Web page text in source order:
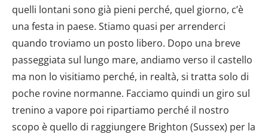
quelli lontani sono già pieni perché, quel giorno, c’è
una festa in paese. Stiamo quasi per arrenderci
quando troviamo un posto libero. Dopo una breve
passeggiata sul lungo mare, andiamo verso il castello
ma non lo visitiamo perché, in realtà, si tratta solo di
poche rovine normanne. Facciamo quindi un giro sul
trenino a vapore poi ripartiamo perché il nostro
scopo è quello di raggiungere Brighton (Sussex) per la